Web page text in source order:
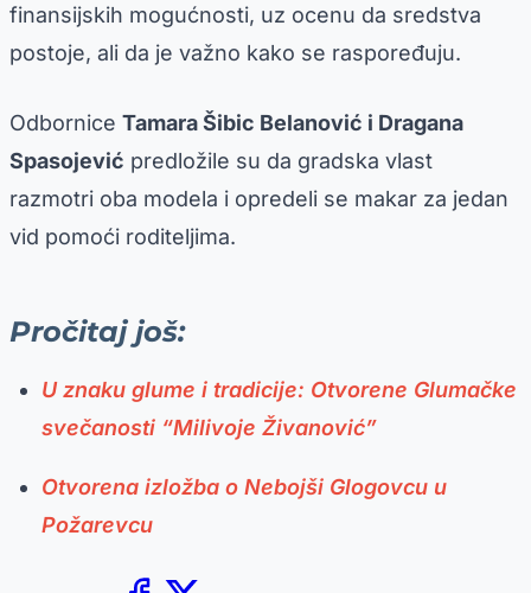
finansijskih mogućnosti, uz ocenu da sredstva
postoje, ali da je važno kako se raspoređuju.
Odbornice Tamara Šibic Belanović i Dragana
Spasojević predložile su da gradska vlast
razmotri oba modela i opredeli se makar za jedan
vid pomoći roditeljima.
Pročitaj još:
U znaku glume i tradicije: Otvorene Glumačke
svečanosti “Milivoje Živanović”
Otvorena izložba o Nebojši Glogovcu u
Požarevcu